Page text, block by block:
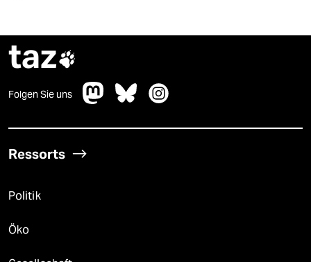
taz
Folgen Sie uns
Ressorts
Politik
Öko